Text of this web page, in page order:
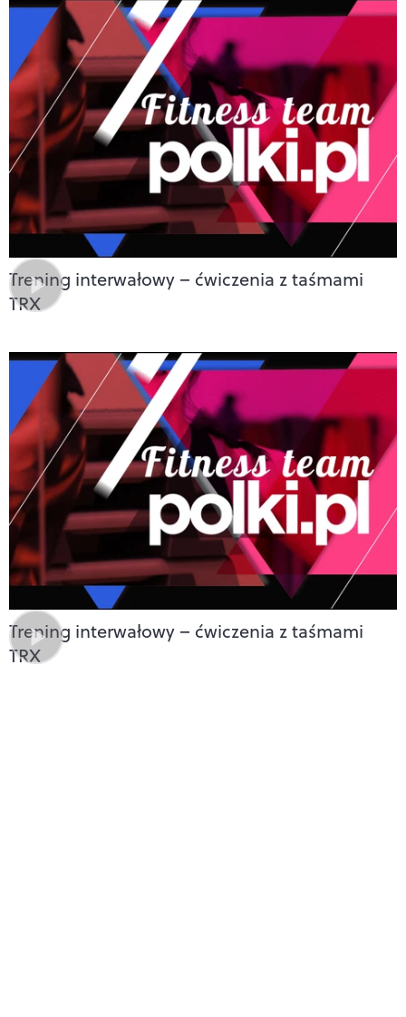
Trening interwałowy – ćwiczenia z taśmami
TRX
Trening interwałowy – ćwiczenia z taśmami
TRX